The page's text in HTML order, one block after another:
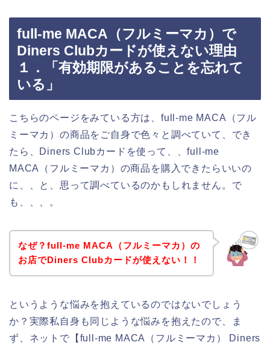
full-me MACA（フルミーマカ）で
Diners Clubカードが使えない理由
１．「有効期限があることを忘れて
いる」
こちらのページをみている方は、full-me MACA（フル
ミーマカ）の商品をご自身で色々と調べていて、でき
たら、Diners Clubカードを使って、、full-me
MACA（フルミーマカ）の商品を購入できたらいいの
に、、と、思って調べているのかもしれません。で
も、、、。
なぜ？full-me MACA（フルミーマカ）の
お店でDiners Clubカードが使えない！！
というような悩みを抱えているのではないでしょう
か？実際私自身も同じような悩みを抱えたので、ま
ず、ネットで【full-me MACA（フルミーマカ） Diners